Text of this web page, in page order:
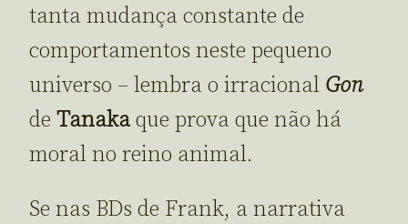
tanta mudança constante de
comportamentos neste pequeno
universo – lembra o irracional Gon
de Tanakaque prova que não há
moral no reino animal.
Se nas BDs de Frank, a narrativa